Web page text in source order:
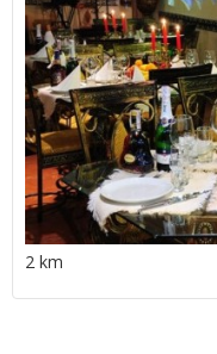
2 km